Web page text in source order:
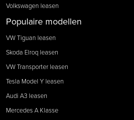
Volkswagen leasen
Populaire modellen
VW Tiguan leasen
Skoda Elroq leasen
VW Transporter leasen
Tesla Model Y leasen
Audi A3 leasen
Mercedes A Klasse